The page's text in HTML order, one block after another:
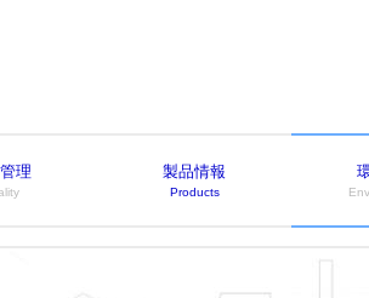
理 製品情報
Products